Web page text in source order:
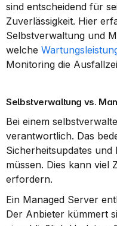
sind entscheidend für
Zuverlässigkeit. Hier
Selbstverwaltung und
welche
Monitoring die
Selbstverwaltung vs.
Bei einem
verantwortlich. Das
Sicherheitsupdates
müssen. Dies kann viel
erfordern.
Ein Managed Server
Der Anbieter kümmert